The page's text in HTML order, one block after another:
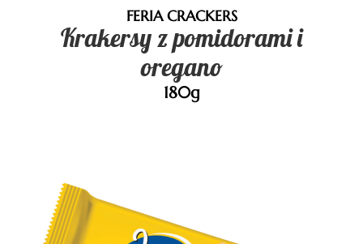
FERIA CRACKERS
Krakersy z pomidorami i
oregano
180g